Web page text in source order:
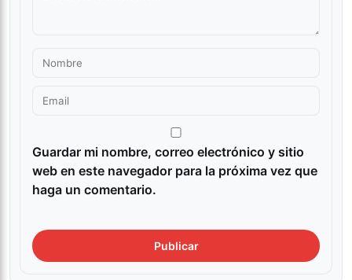
Guardar mi nombre, correo electrónico y sitio
web en este navegador para la próxima vez que
haga un comentario.